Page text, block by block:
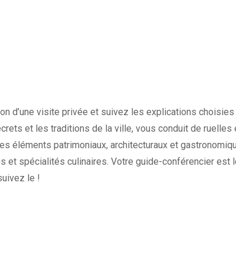
d’une visite privée et suivez les explications
et les traditions de la ville, vous conduit de ruelles
éléments patrimoniaux, architecturaux et
et spécialités culinaires. Votre guide-conférencier est
le !